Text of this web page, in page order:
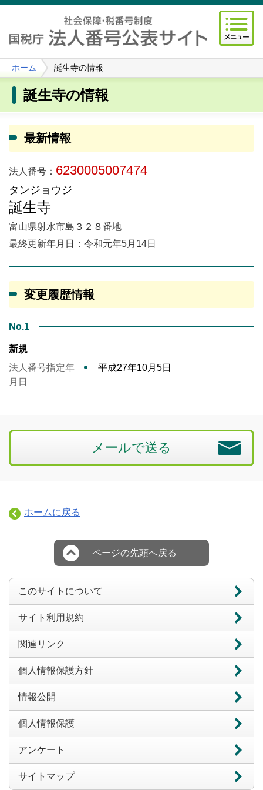
ホーム 誕生寺の情報
誕生寺の情報
最新情報
法人番号： 6230005007474
タンジョウジ
誕生寺
富山県射水市島３２８番地
最終更新年月日：令和元年5月14日
変更履歴情報
No.1
新規
法人番号指定年
月日
平成27年10月5日
メールで送る
ホームに戻る
ページの先頭へ戻る
このサイトについて
サイト利用規約
関連リンク
個人情報保護方針
情報公開
個人情報保護
アンケート
サイトマップ